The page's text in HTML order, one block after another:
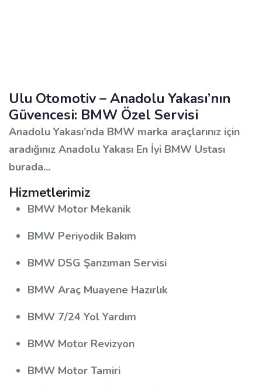
Ulu Otomotiv – Anadolu Yakası’nın
Güvencesi: BMW Özel Servisi
Anadolu Yakası’nda BMW marka araçlarınız için
aradığınız Anadolu Yakası En İyi BMW Ustası
burada...
Hizmetlerimiz
BMW Motor Mekanik
BMW Periyodik Bakım
BMW DSG Şanzıman Servisi
BMW Araç Muayene Hazırlık
BMW 7/24 Yol Yardım
BMW Motor Revizyon
BMW Motor Tamiri